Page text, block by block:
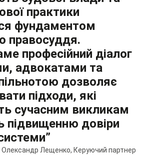
практики
фундаментом
правосуддя.
професійний діалог
адвокатами та
дозволяє
підходи, які
сучасним викликам
підвищенню довіри
Олександр Лещенко, Керуючий партнер